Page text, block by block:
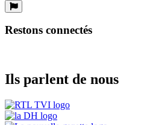
Restons connectés
Ils parlent de nous